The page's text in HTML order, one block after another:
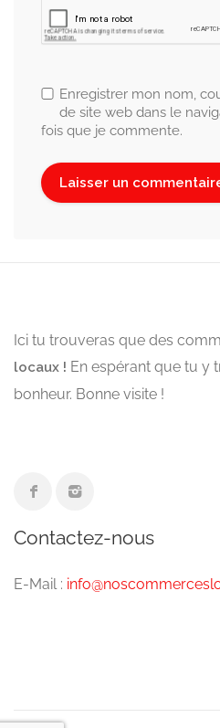
Enregistrer mon nom,
de site web dans le
fois que je commente.
Ici tu trouveras que des
locaux ! En espérant que tu y
bonheur. Bonne visite !
Contactez-nous
E-Mail :